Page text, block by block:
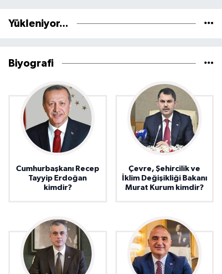
Yükleniyor...
Biyografi
Cumhurbaşkanı Recep
Tayyip Erdoğan
kimdir?
Çevre, Şehircilik ve
İklim Değişikliği Bakanı
Murat Kurum kimdir?